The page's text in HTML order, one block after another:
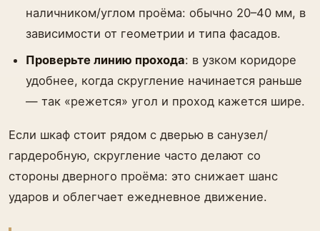
наличником/углом проёма: обычно 20–40 мм, в
зависимости от геометрии и типа фасадов.
Проверьте линию прохода: в узком коридоре
удобнее, когда скругление начинается раньше
— так «режется» угол и проход кажется шире.
Если шкаф стоит рядом с дверью в санузел/
гардеробную, скругление часто делают со
стороны дверного проёма: это снижает шанс
ударов и облегчает ежедневное движение.